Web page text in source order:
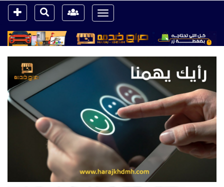
Toggle
navigation